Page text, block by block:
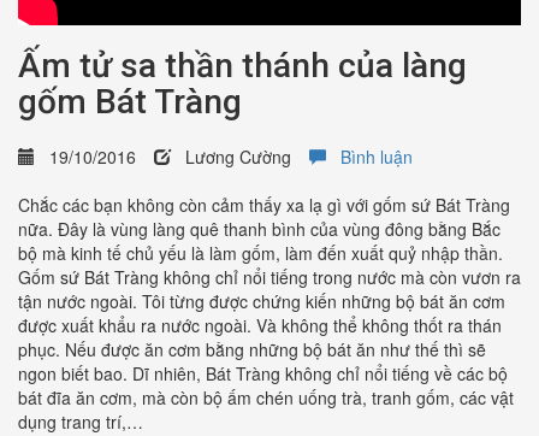
Ấm tử sa thần thánh của làng
gốm Bát Tràng
19/10/2016 Lương Cường
Bình luận
Chắc các bạn không còn cảm thấy xa lạ gì với gốm sứ Bát Tràng
nữa. Đây là vùng làng quê thanh bình của vùng đông bằng Bắc
bộ mà kinh tế chủ yếu là làm gốm, làm đến xuất quỷ nhập thần.
Gốm sứ Bát Tràng không chỉ nổi tiếng trong nước mà còn vươn ra
tận nước ngoài. Tôi từng được chứng kiến những bộ bát ăn cơm
được xuất khẩu ra nước ngoài. Và không thể không thốt ra thán
phục. Nếu được ăn cơm bằng những bộ bát ăn như thế thì sẽ
ngon biết bao. Dĩ nhiên, Bát Tràng không chỉ nổi tiếng về các bộ
bát đĩa ăn cơm, mà còn bộ ấm chén uống trà, tranh gốm, các vật
dụng trang trí,…